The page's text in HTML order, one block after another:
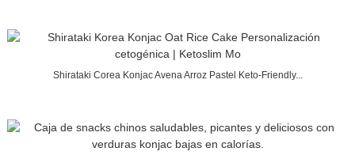
Shirataki Corea Konjac Avena Arroz Pastel Keto-Friendly...